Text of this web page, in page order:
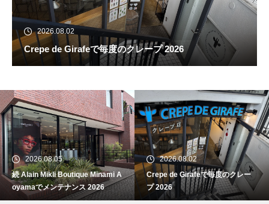
2026.08.02
Crepe de Girafeで毎度のクレープ 2026
2026.08.05
続 Alain Mikli Boutique Minami A
oyamaでメンテナンス 2026
2026.08.02
Crepe de Girafeで毎度のクレー
プ 2026
続 Alain Mikli Boutique Minami A
oyamaでメンテナンス 2026
Crepe de Girafeで毎度のクレー
プ 2026